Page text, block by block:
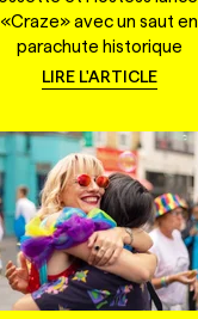
«Craze» avec un saut en
parachute historique
LIRE L'ARTICLE